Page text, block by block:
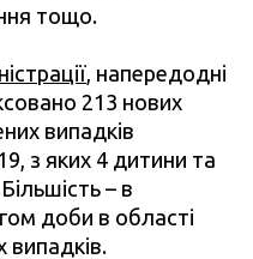
тощо.
, напередодні
213 нових
випадків
з яких 4 дитини та
– в
доби в області
випадків.